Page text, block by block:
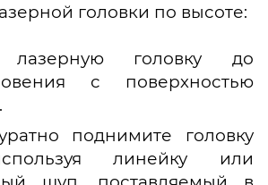
головки по высоте:
лазерную головку до
с поверхностью
поднимите головку
линейку или